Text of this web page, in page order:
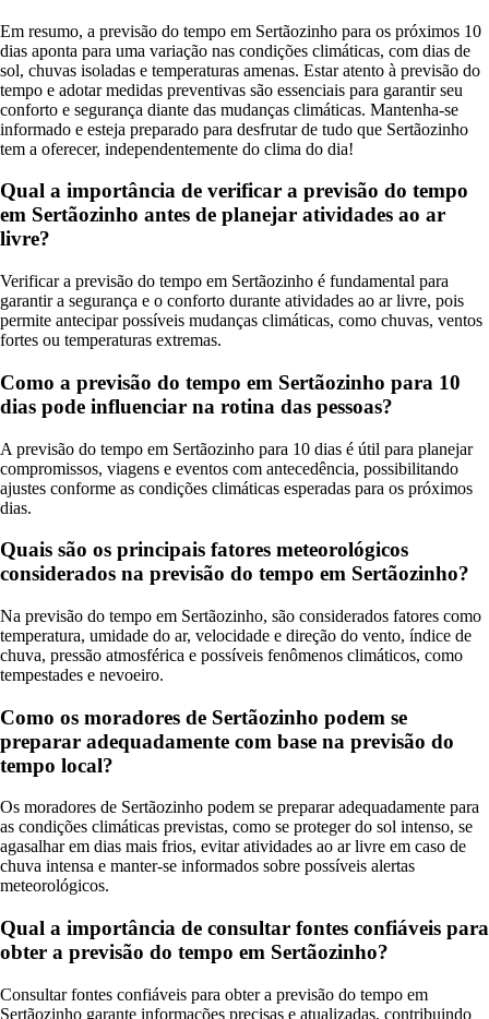
Em resumo, a previsão do tempo em Sertãozinho para os próximos 10
dias aponta para uma variação nas condições climáticas, com dias de
sol, chuvas isoladas e temperaturas amenas. Estar atento à previsão do
tempo e adotar medidas preventivas são essenciais para garantir seu
conforto e segurança diante das mudanças climáticas. Mantenha-se
informado e esteja preparado para desfrutar de tudo que Sertãozinho
tem a oferecer, independentemente do clima do dia!
Qual a importância de verificar a previsão do tempo
em Sertãozinho antes de planejar atividades ao ar
livre?
Verificar a previsão do tempo em Sertãozinho é fundamental para
garantir a segurança e o conforto durante atividades ao ar livre, pois
permite antecipar possíveis mudanças climáticas, como chuvas, ventos
fortes ou temperaturas extremas.
Como a previsão do tempo em Sertãozinho para 10
dias pode influenciar na rotina das pessoas?
A previsão do tempo em Sertãozinho para 10 dias é útil para planejar
compromissos, viagens e eventos com antecedência, possibilitando
ajustes conforme as condições climáticas esperadas para os próximos
dias.
Quais são os principais fatores meteorológicos
considerados na previsão do tempo em Sertãozinho?
Na previsão do tempo em Sertãozinho, são considerados fatores como
temperatura, umidade do ar, velocidade e direção do vento, índice de
chuva, pressão atmosférica e possíveis fenômenos climáticos, como
tempestades e nevoeiro.
Como os moradores de Sertãozinho podem se
preparar adequadamente com base na previsão do
tempo local?
Os moradores de Sertãozinho podem se preparar adequadamente para
as condições climáticas previstas, como se proteger do sol intenso, se
agasalhar em dias mais frios, evitar atividades ao ar livre em caso de
chuva intensa e manter-se informados sobre possíveis alertas
meteorológicos.
Qual a importância de consultar fontes confiáveis para
obter a previsão do tempo em Sertãozinho?
Consultar fontes confiáveis para obter a previsão do tempo em
Sertãozinho garante informações precisas e atualizadas, contribuindo